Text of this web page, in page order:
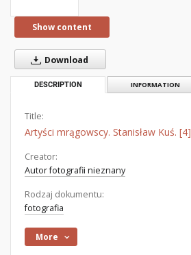
Show content
Download
DESCRIPTION INFORMATION
Title:
Artyści mrągowscy. Stanisław Kuś. [4]
Creator:
Autor fotografii nieznany
Rodzaj dokumentu:
fotografia
More